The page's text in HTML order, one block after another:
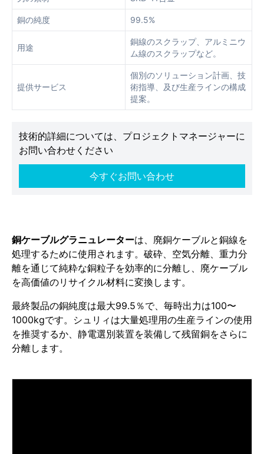
銅の純度 99.5%
用途
銅線のスクラップ、アルミニウ
ム線のスクラップなど。
提供サービス
個別のソリューション計画、技
術指導、及び生産ラインの構成
提案。
技術的詳細については、プロジェクトマネージャーに
お問い合わせください
今すぐお問い合わせ
銅ケーブルグラニュレーターは、廃銅ケーブルと銅線を
処理するために使用されます。破砕、空気分離、重力分
離を通じて純粋な銅粒子を効率的に分離し、廃ケーブル
を高価値のリサイクル材料に変換します。
最終製品の銅純度は最大99.5％で、毎時出力は100〜
1000kgです。シュリィは大量処理用の生産ラインの使用
を推奨するか、静電選別装置を装備して残留銅をさらに
分離します。